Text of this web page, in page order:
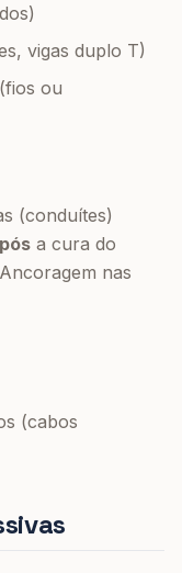
vigas duplo T)
ou
(conduítes)
a cura do
nas
(cabos